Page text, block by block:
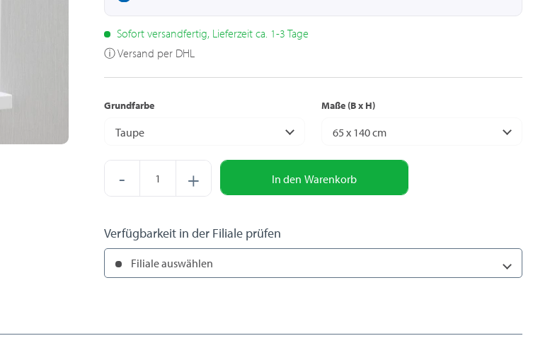
Sofort versandfertig, Lieferzeit ca. 1-3 Tage
ⓘ Versand per DHL
Grundfarbe
Taupe
Maße (B x H)
65 x 140 cm
- + In den Warenkorb
Verfügbarkeit in der Filiale prüfen
Filiale auswählen